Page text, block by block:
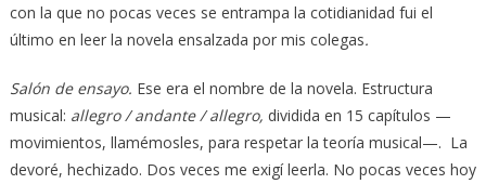
con la que no pocas veces se entrampa la cotidianidad fui el
último en leer la novela ensalzada por mis colegas.
Salón de ensayo. Ese era el nombre de la novela. Estructura
musical: allegro / andante / allegro, dividida en 15 capítulos —
movimientos, llamémosles, para respetar la teoría musical—. La
devoré, hechizado. Dos veces me exigí leerla. No pocas veces hoy